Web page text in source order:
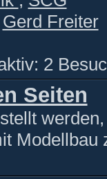
Gerd Freiter
2
Seiten
Modellbau